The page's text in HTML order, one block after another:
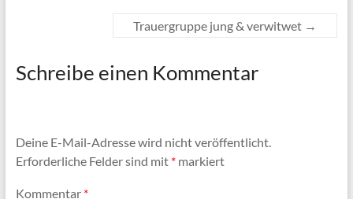
Trauergruppe jung & verwitwet →
Schreibe einen Kommentar
Deine E-Mail-Adresse wird nicht veröffentlicht.
Erforderliche Felder sind mit *markiert
Kommentar *